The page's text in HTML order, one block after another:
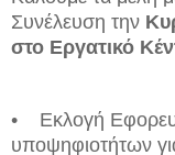
Συνέλευση την
στο Εργατικό
• Εκλογή
υποψηφιοτήτων